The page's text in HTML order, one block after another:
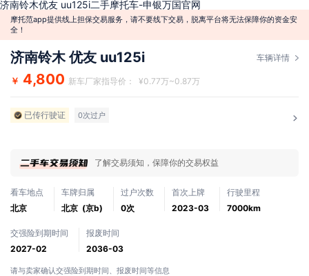
济南铃木优友 uu125i二手摩托车-申银万国官网
摩托范app提供线上担保交易服务，请不要线下交易，脱离平台将无法保障你的资金安
全！
济南铃木 优友 uu125i 车辆详情
￥ 4,800 新车厂家指导价： ¥0.77万~0.87万
已传行驶证 0次过户
了解交易须知，保障你的交易权益
看车地点
北京
车牌归属
北京 (京b)
过户次数
0次
首次上牌
2023-03
行驶里程
7000km
交强险到期时间
2027-02
报废时间
2036-03
请与卖家确认交强险到期时间、报废时间等信息